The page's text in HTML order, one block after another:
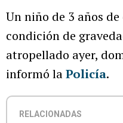
Un niño de 3 años
condición de
atropellado ayer,
informó laPolicía.
RELACIONADAS